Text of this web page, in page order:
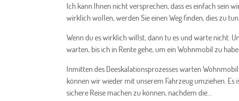
Ich kann Ihnen nicht versprechen, dass es einfach sein
wirklich wollen, werden Sie einen Weg finden, dies zu tun.
Wenn du es wirklich willst, dann tu es und warte nicht.
warten, bis ich in Rente gehe, um ein Wohnmobil zu
Inmitten des Deeskalationsprozesses warten
können wir wieder mit unserem Fahrzeug umziehen. Es
sichere Reise machen zu können, nachdem die...